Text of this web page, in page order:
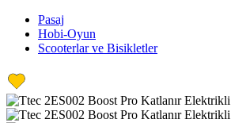
Pasaj
Hobi-Oyun
Scooterlar ve Bisikletler